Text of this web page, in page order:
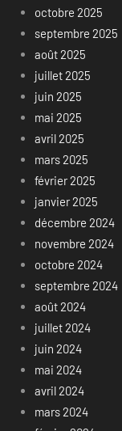
octobre 2025
septembre 2025
août 2025
juillet 2025
juin 2025
mai 2025
avril 2025
mars 2025
février 2025
janvier 2025
décembre 2024
novembre 2024
octobre 2024
septembre 2024
août 2024
juillet 2024
juin 2024
mai 2024
avril 2024
mars 2024